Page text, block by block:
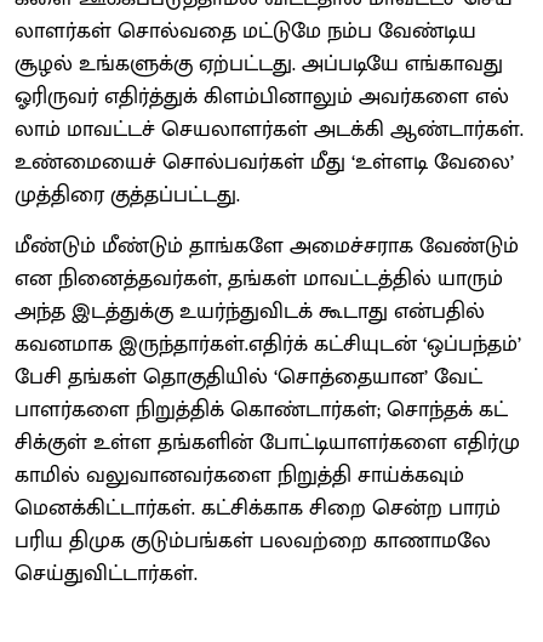
லா​ளர்​கள் சொல்​வதை மட்​டுமே நம்ப வேண்​டிய
சூழல் உங்​களுக்கு ஏற்​பட்​டது. அப்​படியே எங்​காவது
ஓரிரு​வர் எதிர்த்​துக் கிளம்​பி​னாலும் அவர்​களை எல்​
லாம் மாவட்​டச் செய​லா​ளர்​கள் அடக்கி ஆண்​டார்​கள்.
உண்​மை​யைச் சொல்​பவர்​கள் மீது ‘உள்​ளடி வேலை’
முத்​திரை குத்​தப்​பட்​டது.
மீண்​டும் மீண்​டும் தாங்​களே அமைச்​ச​ராக வேண்​டும்
என நினைத்​தவர்​கள், தங்​கள் மாவட்​டத்​தில் யாரும்
அந்த இடத்​துக்கு உயர்ந்​து​விடக் கூடாது என்​ப​தில்
கவன​மாக இருந்​தார்​கள்.எதிர்க் கட்​சி​யுடன் ‘ஒப்​பந்​தம்’
பேசி தங்​கள் தொகு​தி​யில் ‘சொத்​தை​யான’ வேட்​
பாளர்​களை நிறுத்​திக் கொண்​டார்​கள்; சொந்​தக் கட்​
சிக்​குள் உள்ள தங்​களின் போட்​டி​யாளர்​களை எதிர்​மு​
காமில் வலு​வானவர்​களை நிறுத்தி சாய்க்​க​வும்
மெனக்​கிட்​டார்​கள். கட்​சிக்​காக சிறை சென்ற பாரம்​
பரிய திமுக குடும்​பங்​கள் பலவற்றை காணா​மலே
செய்​து​விட்​டார்​கள்.